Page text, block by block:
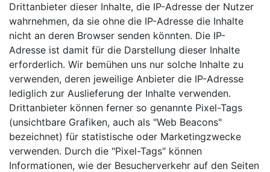
Drittanbieter dieser Inhalte, die IP-Adresse der Nutzer
wahrnehmen, da sie ohne die IP-Adresse die Inhalte
nicht an deren Browser senden könnten. Die IP-
Adresse ist damit für die Darstellung dieser Inhalte
erforderlich. Wir bemühen uns nur solche Inhalte zu
verwenden, deren jeweilige Anbieter die IP-Adresse
lediglich zur Auslieferung der Inhalte verwenden.
Drittanbieter können ferner so genannte Pixel-Tags
(unsichtbare Grafiken, auch als "Web Beacons"
bezeichnet) für statistische oder Marketingzwecke
verwenden. Durch die "Pixel-Tags" können
Informationen, wie der Besucherverkehr auf den Seiten